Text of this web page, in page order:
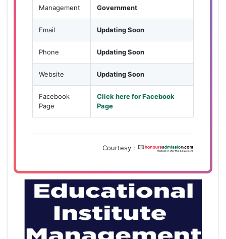
Management Government
Email Updating Soon
Phone Updating Soon
Website Updating Soon
Facebook
Page
Click here for Facebook
Page
Courtesy :